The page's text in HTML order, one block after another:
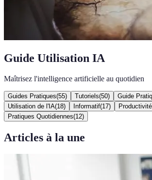
Guide Utilisation IA
Maîtrisez l'intelligence artificielle au quotidien
Guides Pratiques(55) Tutoriels(50) Guide
Utilisation de l'IA(18) Informatif(17) Productivité
Pratiques Quotidiennes(12)
Articles à la une